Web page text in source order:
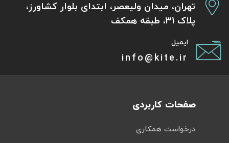
تهران، میدان ولیعصر، ابتدای بلوار کشاورز،
پلاک 31، طبقه همکف
ایمیل
info@kite.ir
صفحات کاربردی
درخواست همکاری